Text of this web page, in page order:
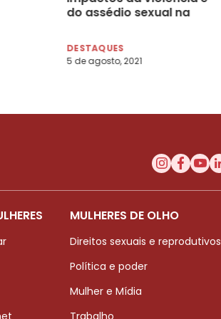
do assédio sexual na
DESTAQUES
5 de agosto, 2021
MULHERES DE OLHO
Direitos sexuais e reprodutivos
Política e poder
Mulher e Mídia
Trabalho